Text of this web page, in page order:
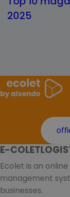
2025
E-
Ecolet is an
management
businesses.